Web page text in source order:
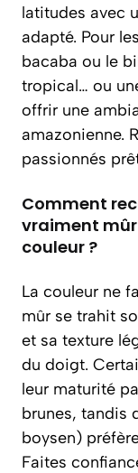
latitudes avec
adapté. Pour
bacaba ou le
tropical… ou
offrir une
amazonienne.
passionnés
Comment
vraiment
couleur ?
La couleur ne
mûr se trahit
et sa texture
du doigt.
leur maturité
brunes, tandis
boysen)
Faites